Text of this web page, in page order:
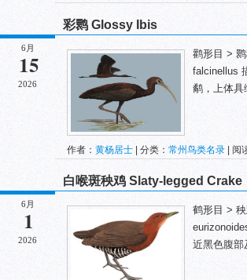
6月
15
2026
彩鹮 Glossy Ibis
鹳形目 >
falcinellus
鹬，上体具
作者： 黄杨居士 | 分类： 常州鸟类名录 | 阅
6月
1
2026
白喉斑秧鸡 Slaty-legged Crake
鹤形目 >
近黑色腹部